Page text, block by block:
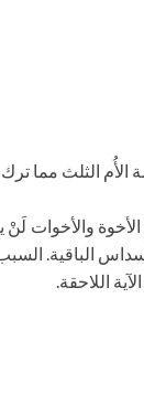
الثلث مما ترك،
والأخوات لَنْ
الباقية.
اللاحقة.